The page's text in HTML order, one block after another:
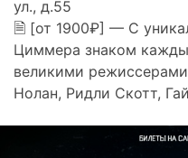
ул., д.55
🗎 [от 1900₽] — С
Циммера знаком
великими
Нолан, Ридли Скотт,